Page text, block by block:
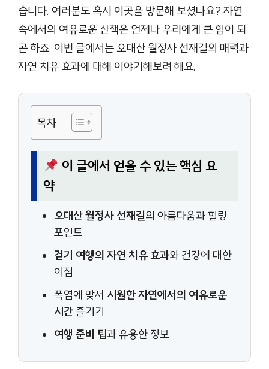
습니다. 여러분도 혹시 이곳을 방문해 보셨나요? 자연
속에서의 여유로운 산책은 언제나 우리에게 큰 힘이 되
곤 하죠. 이번 글에서는 오대산 월정사 선재길의 매력과
자연 치유 효과에 대해 이야기해보려 해요.
목차
이 글에서 얻을 수 있는 핵심 요
약
오대산 월정사 선재길의 아름다움과 힐링
포인트
걷기 여행의 자연 치유 효과와 건강에 대한
이점
폭염에 맞서 시원한 자연에서의 여유로운
시간즐기기
여행 준비 팁과 유용한 정보